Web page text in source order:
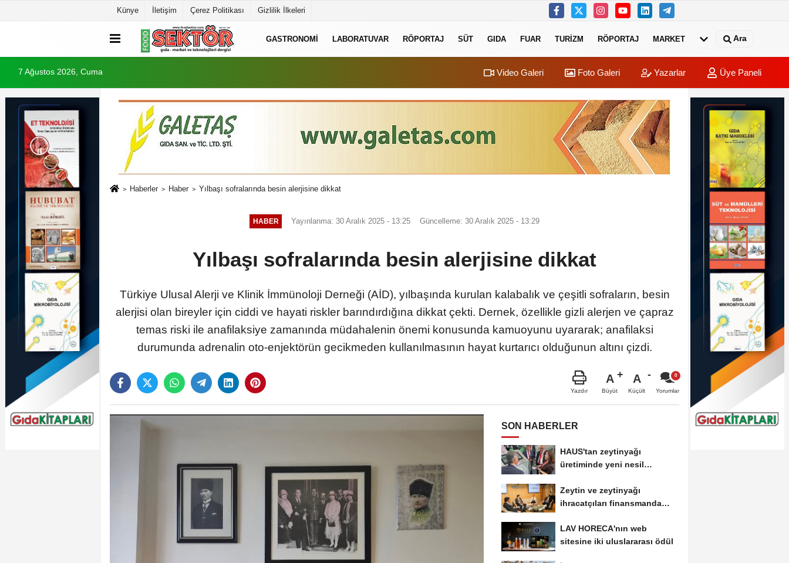
Künye İletişim Çerez Politikası Gizlilik İlkeleri
GASTRONOMI LABORATUVAR RÖPORTAJ SÜT GIDA FUAR TURIZM RÖPORTAJ MARKET Ara
7 Ağustos 2026, Cuma Video Galeri Foto Galeri Yazarlar Üye Paneli
Haberler Haber Yılbaşı sofralarında besin alerjisine dikkat
HABER Yayınlanma: 30 Aralık 2025 - 13:25 Güncelleme: 30 Aralık 2025 - 13:29
Yılbaşı sofralarında besin alerjisine dikkat
Türkiye Ulusal Alerji ve Klinik İmmünoloji Derneği (AİD), yılbaşında kurulan kalabalık ve çeşitli sofraların, besin
alerjisi olan bireyler için ciddi ve hayati riskler barındırdığına dikkat çekti. Dernek, özellikle gizli alerjen ve çapraz
temas riski ile anafilaksiye zamanında müdahalenin önemi konusunda kamuoyunu uyararak; anafilaksi
durumunda adrenalin oto-enjektörün gecikmeden kullanılmasının hayat kurtarıcı olduğunun altını çizdi.
Yazdır
A
Büyüt
A
Küçült Yorumlar
SON HABERLER
HAUS'tan zeytinyağı
üretiminde yeni nesil
Zeytin ve zeytinyağı
ihracatçıları finansmanda
LAV HORECA'nın web
sitesine iki uluslararası ödül